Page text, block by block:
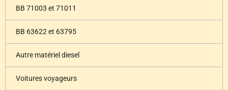
BB 71003 et 71011
BB 63622 et 63795
Autre matériel diesel
Voitures voyageurs